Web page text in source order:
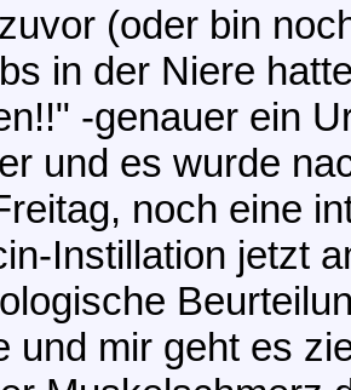
(oder bin
in der Niere
-genauer ein
und es wurde
noch eine
Instillation jetzt
und mir geht es